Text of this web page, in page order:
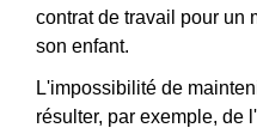
contrat de travail pour un
son enfant.
L'impossibilité de
résulter, par exemple, de